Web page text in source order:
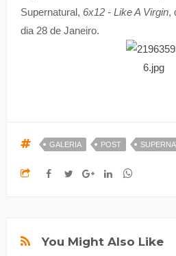
Supernatural, 6x12 - Like A Virgin,
dia 28 de Janeiro.
GALERIA POST
You Might Also Like